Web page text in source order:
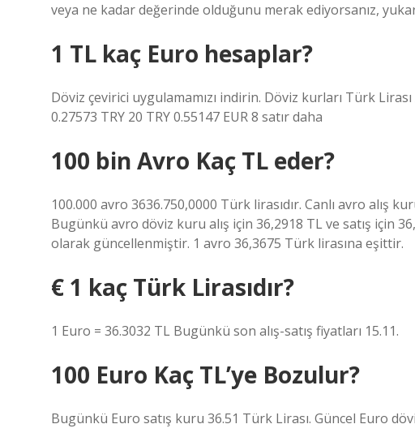
veya ne kadar değerinde olduğunu merak ediyorsanız,
1 TL kaç Euro hesaplar?
Döviz çevirici uygulamamızı indirin. Döviz kurları Türk
0.27573 TRY 20 TRY 0.55147 EUR 8 satır daha
100 bin Avro Kaç TL eder?
100.000 avro 3636.750,0000 Türk lirasıdır. Canlı avro alış
Bugünkü avro döviz kuru alış için 36,2918 TL ve satış için
olarak güncellenmiştir. 1 avro 36,3675 Türk lirasına eşittir.
€ 1 kaç Türk Lirasıdır?
1 Euro = 36.3032 TL Bugünkü son alış-satış fiyatları 15.11.
100 Euro Kaç TL’ye Bozulur?
Bugünkü Euro satış kuru 36.51 Türk Lirası. Güncel Euro